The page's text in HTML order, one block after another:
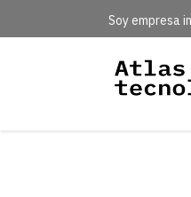
Soy empresa